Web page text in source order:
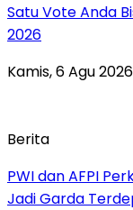
Satu Vote Anda
2026
Kamis, 6 Agu
Berita
PWI dan AFPI
Jadi Garda